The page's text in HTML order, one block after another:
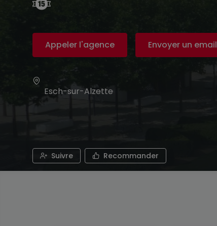
Appeler l'agence Envoyer un email
Esch-sur-Alzette
Suivre Recommander